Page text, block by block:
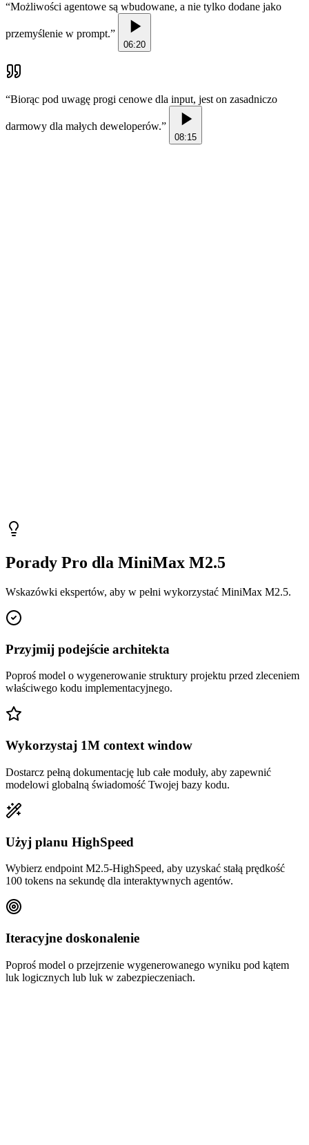
“Możliwości agentowe są wbudowane, a nie tylko dodane jako
przemyślenie w prompt.”
06:20
“Biorąc pod uwagę progi cenowe dla input, jest on zasadniczo
darmowy dla małych deweloperów.”
08:15
Porady Pro dla MiniMax M2.5
Wskazówki ekspertów, aby w pełni wykorzystać MiniMax M2.5.
Przyjmij podejście architekta
Poproś model o wygenerowanie struktury projektu przed zleceniem
właściwego kodu implementacyjnego.
Wykorzystaj 1M context window
Dostarcz pełną dokumentację lub całe moduły, aby zapewnić
modelowi globalną świadomość Twojej bazy kodu.
Użyj planu HighSpeed
Wybierz endpoint M2.5-HighSpeed, aby uzyskać stałą prędkość
100 tokens na sekundę dla interaktywnych agentów.
Iteracyjne doskonalenie
Poproś model o przejrzenie wygenerowanego wyniku pod kątem
luk logicznych lub luk w zabezpieczeniach.